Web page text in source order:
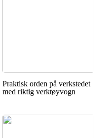
Praktisk orden på verkstedet
med riktig verktøyvogn